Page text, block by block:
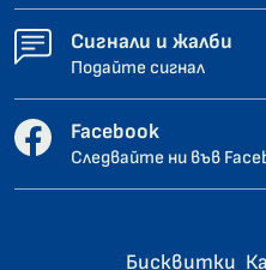
Сигнали и жалби
Подайте сигнал
Facebook
Следвайте ни във
Бисквитки